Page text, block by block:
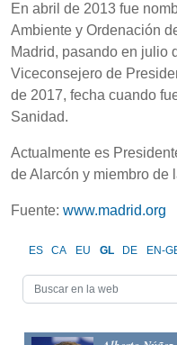
En abril de 2013 fue
Ambiente y Ordenación
Madrid, pasando en julio
Viceconsejero de
de 2017, fecha cuando
Sanidad.
Actualmente es
de Alarcón y miembro de
Fuente: www.madrid.org
ES CA EU GL DE EN-